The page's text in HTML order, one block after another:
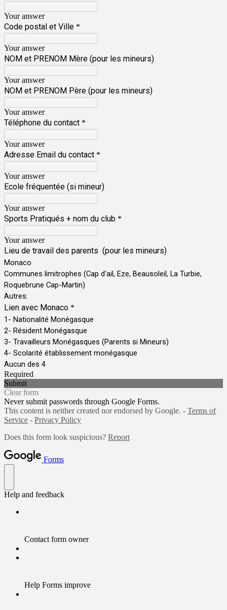
Your answer
Code postal et Ville *
Your answer
NOM et PRENOM Mère (pour les mineurs)
Your answer
NOM et PRENOM Père (pour les mineurs)
Your answer
Téléphone du contact *
Your answer
Adresse Email du contact *
Your answer
Ecole fréquentée (si mineur)
Your answer
Sports Pratiqués + nom du club *
Your answer
Lieu de travail des parents (pour les mineurs)
Monaco
Communes limitrophes (Cap d'ail, Eze, Beausoleil, La Turbie,
Roquebrune Cap-Martin)
Autres:
Lien avec Monaco *
1- Nationalité Monégasque
2- Résident Monégasque
3- Travailleurs Monégasques (Parents si Mineurs)
4- Scolarité établissement monégasque
Aucun des 4
Required
Submit
Clear form
Never submit passwords through Google Forms.
This content is neither created nor endorsed by Google. - Terms of
Service - Privacy Policy
Does this form look suspicious? Report
Forms
Help and feedback
Contact form owner
Help Forms improve